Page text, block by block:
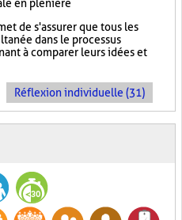
en plénière
de s'assurer que tous les
dans le processus
à comparer leurs idées et
Réflexion individuelle (31)